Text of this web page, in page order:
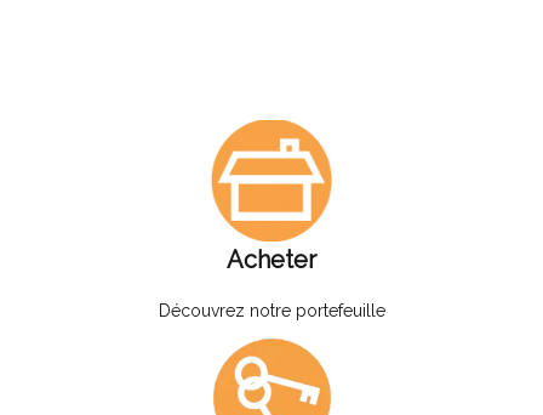
Acheter
Découvrez notre portefeuille